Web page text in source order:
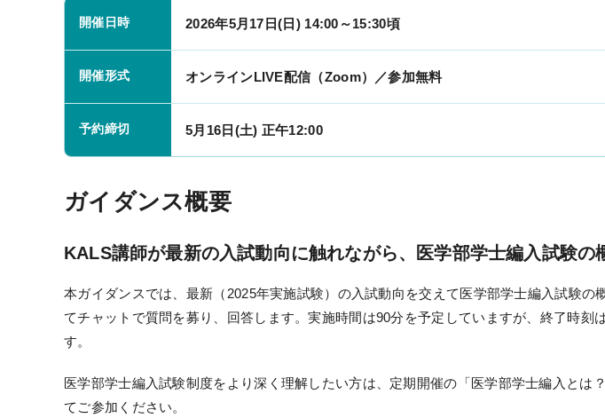
受講サポート
受講サポート一覧
チュートリアル特別講義
各種テスト
過去問題・試験アンケート閲覧
受講生専用サイト
オリジナル情報誌＆メルマガ
KALSメディア
開催日時 2026年5月17日(日) 14:00～15:30頃
開催形式 オンラインLIVE配信（Zoom）／参加無料
予約締切 5月16日(土) 正午12:00
ガイダンス概要
KALS講師が最新の入試動向に触れながら、医学部学士編入試験の
本ガイダンスでは、最新（2025年実施試験）の入試動向を交えて医学部学士編入試験の
てチャットで質問を募り、回答します。実施時間は90分を予定していますが、終了時刻
す。
医学部学士編入試験制度をより深く理解したい方は、定期開催の「医学部学士編入とは
てご参加ください。